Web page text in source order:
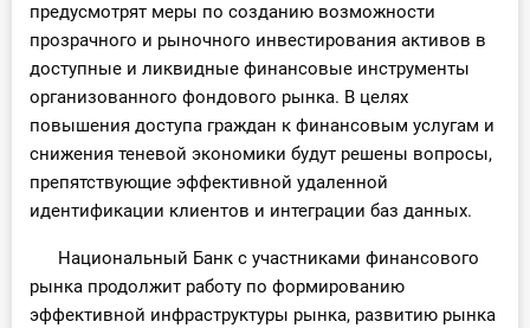
предусмотрят меры по созданию возможности
прозрачного и рыночного инвестирования активов в
доступные и ликвидные финансовые инструменты
организованного фондового рынка. В целях
повышения доступа граждан к финансовым услугам и
снижения теневой экономики будут решены вопросы,
препятствующие эффективной удаленной
идентификации клиентов и интеграции баз данных.
Национальный Банк с участниками финансового
рынка продолжит работу по формированию
эффективной инфраструктуры рынка, развитию рынка